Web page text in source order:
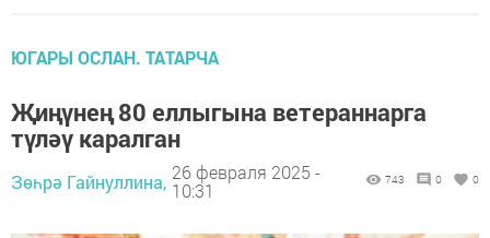
ЮГАРЫ ОСЛАН. ТАТАРЧА
Җиңүнең 80 еллыгына ветераннарга
түләү каралган
Зөһрә Гайнуллина, 26 февраля 2025 -
10:31
743 0 0